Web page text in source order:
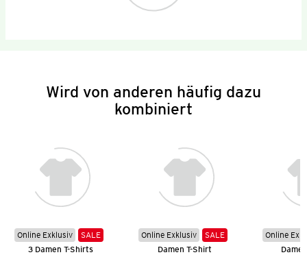
Wird von anderen häufig dazu
kombiniert
Online Exklusiv
SALE
3 Damen T-Shirts
Online Exklusiv
SALE
Damen T-Shirt
Online